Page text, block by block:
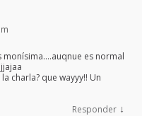
monísima….auqnue es normal
charla? que wayyy!! Un
Responder ↓